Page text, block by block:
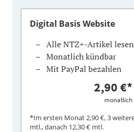
Digital Basis Website
Alle NTZ+-Artikel
Monatlich kündbar
Mit PayPal bezahlen
2,90 €*
monatlich
*Im ersten Monat2,90 €, 3
mtl., danach 12,30 € mtl.